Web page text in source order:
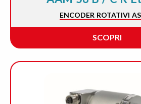
ENCODER ROTATIVI
SCOPRI